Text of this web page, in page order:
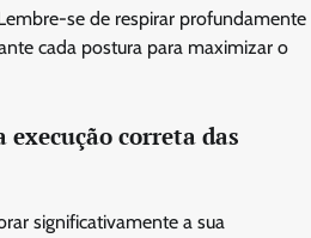
se de respirar profundamente
cada postura para maximizar o
correta das
significativamente a sua